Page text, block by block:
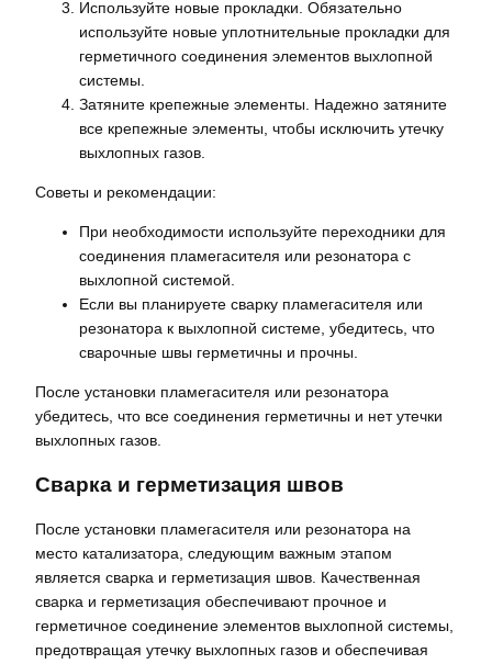
Используйте новые прокладки. Обязательно
используйте новые уплотнительные прокладки для
герметичного соединения элементов выхлопной
системы.
Затяните крепежные элементы. Надежно затяните
все крепежные элементы, чтобы исключить утечку
выхлопных газов.
Советы и рекомендации:
При необходимости используйте переходники для
соединения пламегасителя или резонатора с
выхлопной системой.
Если вы планируете сварку пламегасителя или
резонатора к выхлопной системе, убедитесь, что
сварочные швы герметичны и прочны.
После установки пламегасителя или резонатора
убедитесь, что все соединения герметичны и нет утечки
выхлопных газов.
Сварка и герметизация швов
После установки пламегасителя или резонатора на
место катализатора, следующим важным этапом
является сварка и герметизация швов. Качественная
сварка и герметизация обеспечивают прочное и
герметичное соединение элементов выхлопной системы,
предотвращая утечку выхлопных газов и обеспечивая